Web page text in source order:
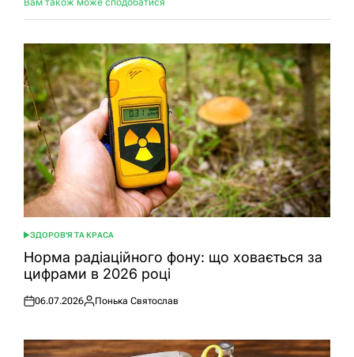
ОПУБЛІКУВАТИ
У
ЗДОРОВ'Я ТА КРАСА
Норма радіаційного фону: що ховається за
цифрами в 2026 році
Оприлюднено
06.07.2026
Опубліковано
Понька Святослав